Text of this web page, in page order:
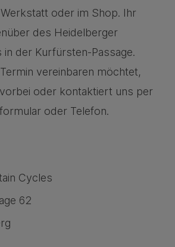
oder im Shop. Ihr
des Heidelberger
in der Kurfürsten-Passage.
vereinbaren möchtet,
oder kontaktiert uns per
oder Telefon.
Cycles
62